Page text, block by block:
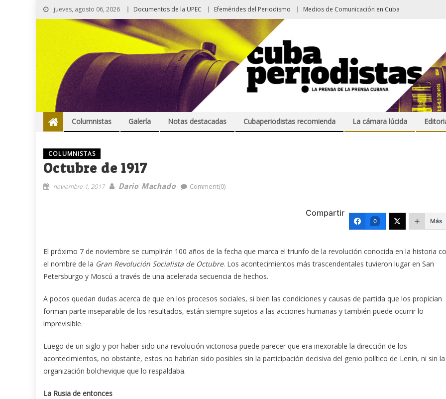
jueves, agosto 06, 2026 Documentos de la UPEC Efemérides del Periodismo Medios de Comunicación en Cuba
Columnistas Galería Notas destacadas Cubaperiodistas recomienda La cámara lúcida
COLUMNISTAS
Octubre de 1917
noviembre 1, 2017 Dario Machado Comment(0)
Compartir
0 Más
El próximo 7 de noviembre se cumplirán 100 años de la fecha que marca el triunfo de la revolución conocida en la historia
el nombre de la Gran Revolución Socialista de Octubre. Los acontecimientos más trascendentales tuvieron lugar en San
Petersburgo y Moscú a través de una acelerada secuencia de hechos.
A pocos quedan dudas acerca de que en los procesos sociales, si bien las condiciones y causas de partida que los propician
forman parte inseparable de los resultados, están siempre sujetos a las acciones humanas y también puede ocurrir lo
imprevisible.
Luego de un siglo y por haber sido una revolución victoriosa puede parecer que era inexorable la dirección de los
acontecimientos, no obstante, estos no habrían sido posibles sin la participación decisiva del genio político de Lenin, ni sin la
organización bolchevique que lo respaldaba.
La Rusia de entonces